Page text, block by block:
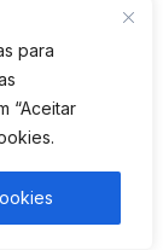
para
“Aceitar
fácil
avaliação e